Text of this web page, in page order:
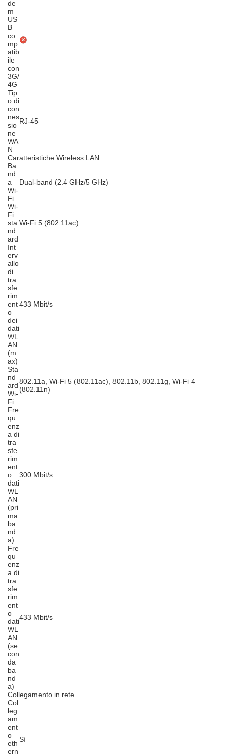
de
m
US
B
co
mp
atib
ile
con
3G/
4G
Tip
o di
con
nes
sio
ne
WA
N
RJ-45
Caratteristiche Wireless LAN
Ba
nd
a
Wi-
Fi
Dual-band (2.4 GHz/5 GHz)
Wi-
Fi
sta
nd
ard
Wi-Fi 5 (802.11ac)
Int
erv
allo
di
tra
sfe
rim
ent
o
dei
dati
WL
AN
(m
ax)
433 Mbit/s
Sta
nd
ard
Wi-
Fi
802.11a, Wi-Fi 5 (802.11ac), 802.11b, 802.11g, Wi-Fi 4
(802.11n)
Fre
qu
enz
a di
tra
sfe
rim
ent
o
dati
WL
AN
(pri
ma
ba
nd
a)
300 Mbit/s
Fre
qu
enz
a di
tra
sfe
rim
ent
o
dati
WL
AN
(se
con
da
ba
nd
a)
433 Mbit/s
Collegamento in rete
Col
leg
am
ent
o
eth
ern
Sì